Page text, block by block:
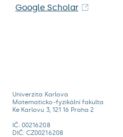
Google Scholar
Univerzita Karlova
Matematicko-fyzikální fakulta
Ke Karlovu 3, 121 16 Praha 2
IČ: 00216208
DIČ: CZ00216208